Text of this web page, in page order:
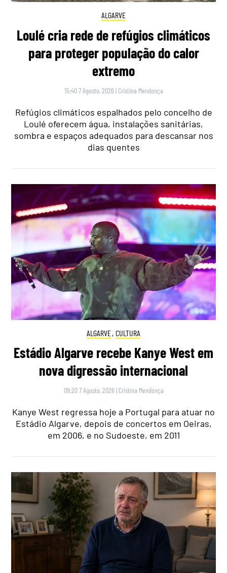
ALGARVE
Loulé cria rede de refúgios climáticos
para proteger população do calor
extremo
15:40 7 Agosto, 2026 | Cristina Mendonça
Refúgios climáticos espalhados pelo concelho de
Loulé oferecem água, instalações sanitárias,
sombra e espaços adequados para descansar nos
dias quentes
ALGARVE, CULTURA
Estádio Algarve recebe Kanye West em
nova digressão internacional
09:20 7 Agosto, 2026 | Cristina Mendonça
Kanye West regressa hoje a Portugal para atuar no
Estádio Algarve, depois de concertos em Oeiras,
em 2006, e no Sudoeste, em 2011